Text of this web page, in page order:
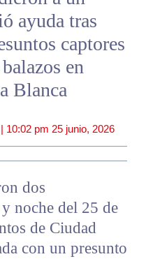
ayuda tras
captores
en
Blanca
10:02 pm 25 junio, 2026
dos
noche del 25 de
de Ciudad
con un presunto